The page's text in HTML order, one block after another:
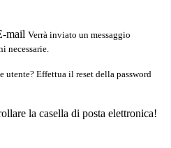
mail Verrà inviato un messaggio
necessarie.
utente? Effettua il reset della password
la casella di posta elettronica!